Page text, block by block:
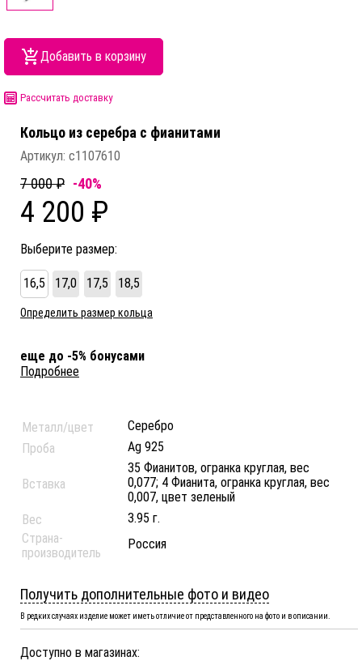
Добавить в корзину
Рассчитать доставку
Кольцо из серебра c фианитами
Артикул: с1107610
7 000 ₽ -40%
4 200 ₽
Выберите размер:
16,5 17,0 17,5 18,5
Определить размер кольца
еще до -5% бонусами
Подробнее
Металл/цвет
Серебро
Проба
Ag 925
Вставка
35 Фианитов, огранка круглая, вес
0,077; 4 Фианита, огранка круглая, вес
0,007, цвет зеленый
Вес
3.95 г.
Страна-
производитель
Россия
Получить дополнительные фото и видео
В редких случаях изделие может иметь отличие от представленного на фото и в описании.
Доступно в магазинах: